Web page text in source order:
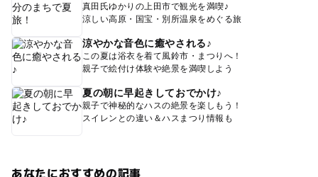
真田氏ゆかりの上田市で観光を満喫♪
涼しい高原・国宝・別所温泉をめぐる旅
涼やかな音色に癒やされる♪
この夏は浴衣を着て風鈴市・まつりへ！
親子で絵付け体験や絶景を満喫しよう
夏の朝に早起きしておでかけ♪
親子で神秘的なハスの絶景を楽しもう！
スイレンとの違い＆ハスまつり情報も
あなたにおすすめの記事